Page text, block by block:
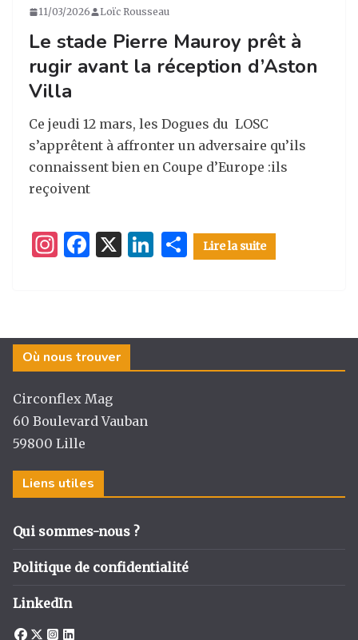
11/03/2026 Loïc Rousseau
Le stade Pierre Mauroy prêt à
rugir avant la réception d’Aston
Villa
Ce jeudi 12 mars, les Dogues du LOSC
s’apprêtent à affronter un adversaire qu’ils
connaissent bien en Coupe d’Europe :ils
reçoivent
I
g
ra
m
F
b
o
o
k
X
Li
dI
n
ar
er
Lire la suite
Où nous trouver
Circonflex Mag
60 Boulevard Vauban
59800 Lille
Liens utiles
Qui sommes-nous ?
Politique de confidentialité
LinkedIn